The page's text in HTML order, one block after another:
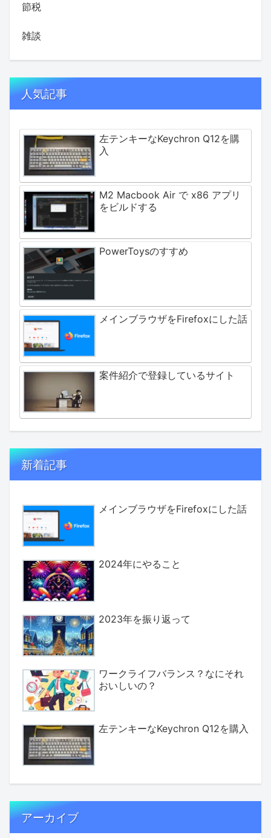
節税
雑談
人気記事
左テンキーなKeychron Q12を購
入
M2 Macbook Air で x86 アプリ
をビルドする
PowerToysのすすめ
メインブラウザをFirefoxにした話
案件紹介で登録しているサイト
新着記事
メインブラウザをFirefoxにした話
2024年にやること
2023年を振り返って
ワークライフバランス？なにそれ
おいしいの？
左テンキーなKeychron Q12を購入
アーカイブ